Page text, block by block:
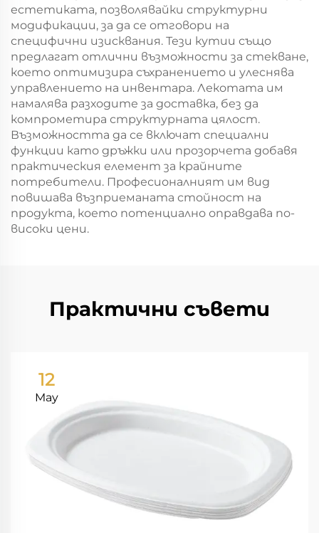
естетиката, позволявайки структурни
модификации, за да се отговори на
специфични изисквания. Тези кутии също
предлагат отлични възможности за стекване,
което оптимизира съхранението и улеснява
управлението на инвентара. Лекотата им
намалява разходите за доставка, без да
компрометира структурната цялост.
Възможността да се включат специални
функции като дръжки или прозорчета добавя
практическия елемент за крайните
потребители. Професионалният им вид
повишава възприеманата стойност на
продукта, което потенциално оправдава по-
високи цени.
Практични съвети
12
May